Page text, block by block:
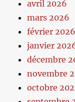
avril 2026
mars 2026
février 2026
janvier
décembre
novembre
octobre